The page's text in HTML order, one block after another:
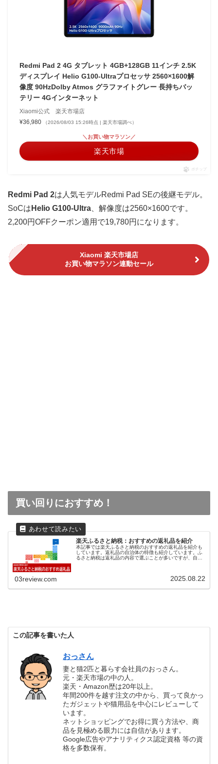
Redmi Pad 2 4G タブレット 4GB+128GB 11インチ 2.5K
ディスプレイ Helio G100-Ultraプロセッサ 2560×1600解
像度 90HzDolby Atmos グラファイトグレー 長持ちバッ
テリー 4Gインターネット
Xiaomi公式 楽天市場店
¥36,980
（2026/08/03 15:26時点 | 楽天市場調べ）
＼お買い物マラソン／
楽天市場
ポチップ
Redmi Pad 2は人気モデルRedmi Pad SEの後継モデル。
SoCは Helio G100-Ultra 、解像度は2560×1600です。
2,200円OFFクーポン適用で19,780円になります。
Xiaomi 楽天市場店
お買い物マラソン連動セール
買い回りにおすすめ！
楽天ふるさと納税：おすすめの返礼品を紹介
本記事では楽天ふるさと納税のおすすめの返礼品を紹介も
しています。返礼品の自治体の特徴も紹介しています。ふ
るさと納税は返礼品の内容で選ぶことが多いですが、自治
03review.com 2025.08.22
この記事を書いた人
おっさん
妻と猫2匹と暮らす会社員のおっさん。
元・楽天市場の中の人。
楽天・Amazon歴は20年以上。
年間200件を越す注文の中から、買って良かっ
たガジェットや猫用品を中心にレビューして
います。
ネットショッピングでお得に買う方法や、商
品を見極める眼力には自信があります。
Google広告やアナリティクス認定資格 等の資
格を多数保有。